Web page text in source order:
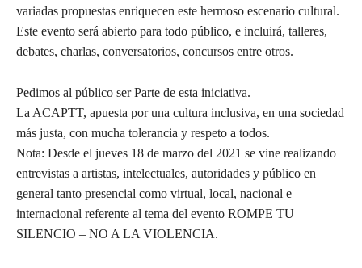
variadas propuestas enriquecen este hermoso escenario cultural.
Este evento será abierto para todo público, e incluirá, talleres,
debates, charlas, conversatorios, concursos entre otros.
Pedimos al público ser Parte de esta iniciativa.
La ACAPTT, apuesta por una cultura inclusiva, en una sociedad
más justa, con mucha tolerancia y respeto a todos.
Nota: Desde el jueves 18 de marzo del 2021 se vine realizando
entrevistas a artistas, intelectuales, autoridades y público en
general tanto presencial como virtual, local, nacional e
internacional referente al tema del evento ROMPE TU
SILENCIO – NO A LA VIOLENCIA.